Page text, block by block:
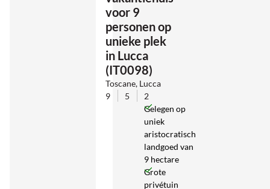
voor 9
personen op
unieke plek
in Lucca
(IT0098)
Toscane, Lucca
9
5
2
Gelegen op
uniek
aristocratisch
landgoed van
9 hectare
Grote
privétuin